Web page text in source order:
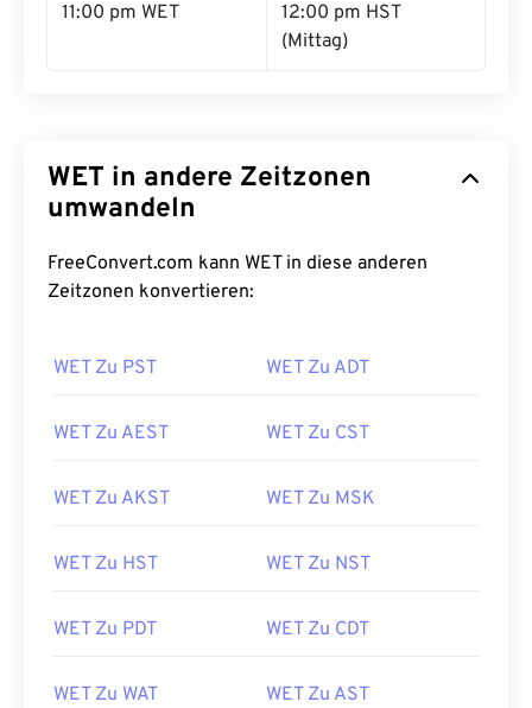
11:00 pm WET
12:00 pm HST
(Mittag)
WET in andere Zeitzonen
umwandeln
FreeConvert.com kann WET in diese anderen
Zeitzonen konvertieren:
WET Zu PST WET Zu ADT
WET Zu AEST WET Zu CST
WET Zu AKST WET Zu MSK
WET Zu HST WET Zu NST
WET Zu PDT WET Zu CDT
WET Zu WAT WET Zu AST